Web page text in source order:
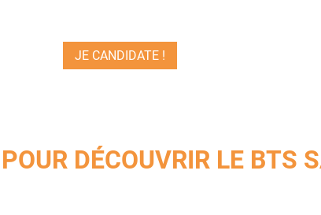
JE CANDIDATE !
DÉCOUVRIR LE BTS